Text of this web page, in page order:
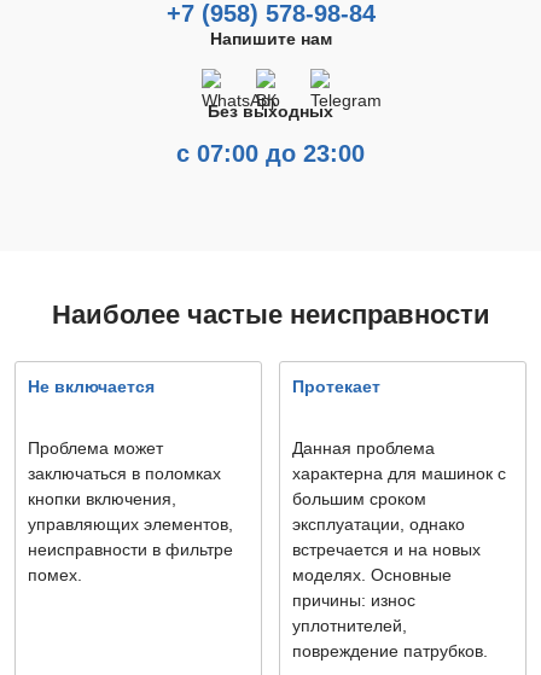
+7 (958) 578-98-84
Напишите нам
Без выходных
с 07:00 до 23:00
Наиболее частые неисправности
Не включается
Проблема может
заключаться в поломках
кнопки включения,
управляющих элементов,
неисправности в фильтре
помех.
Протекает
Данная проблема
характерна для машинок с
большим сроком
эксплуатации, однако
встречается и на новых
моделях. Основные
причины: износ
уплотнителей,
повреждение патрубков.